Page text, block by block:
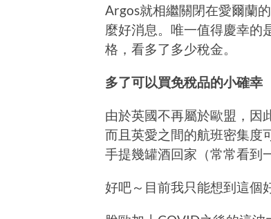
Argos就相繼關閉在愛爾蘭
麼好消息。唯一值得慶幸的
格，看多了多少稅金。
多了可以買免稅品的小確幸
由於英國不再屬於歐盟，因
而且英愛之間的航班密集度
手提幾罐酒回家（常常看到
好吧～目前我只能想到這個